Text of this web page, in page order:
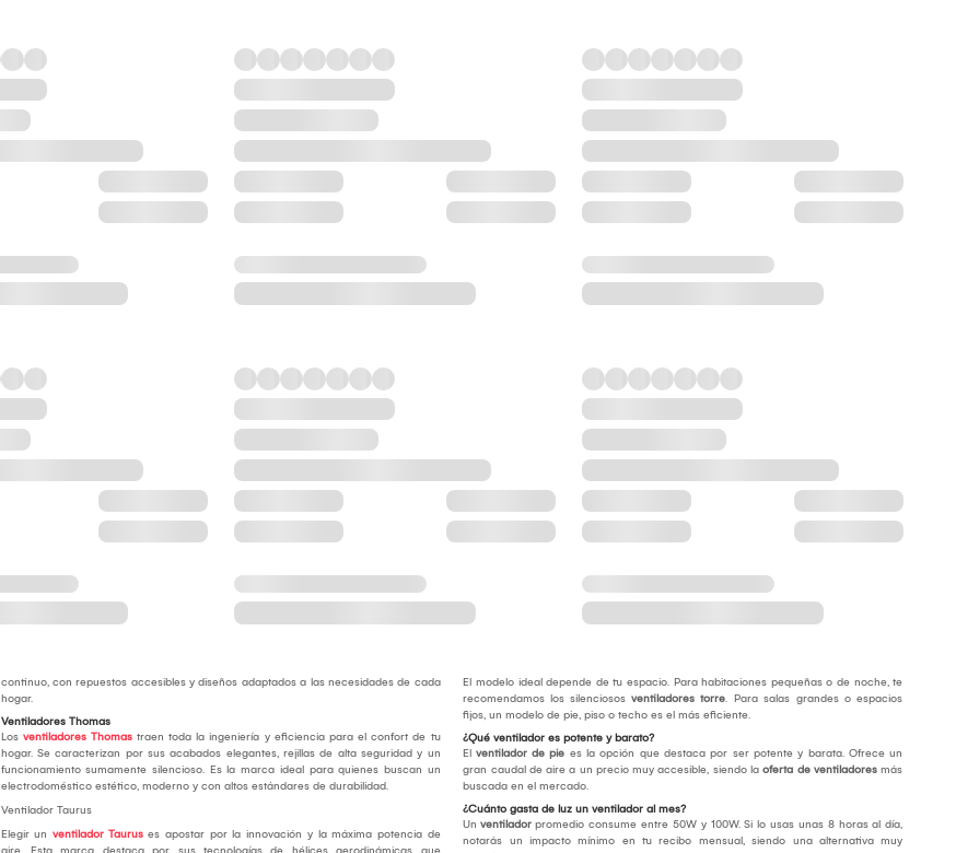
continuo, con repuestos accesibles y diseños adaptados a las necesidades de cada
hogar.
Ventiladores Thomas
Losventiladores Thomastraen toda la ingeniería y eficiencia para el confort de tu
hogar. Se caracterizan por sus acabados elegantes, rejillas de alta seguridad y un
funcionamiento sumamente silencioso. Es la marca ideal para quienes buscan un
electrodoméstico estético, moderno y con altos estándares de durabilidad.
Ventilador Taurus
Elegir un ventilador Tauruses apostar por la innovación y la máxima potencia de
El modelo ideal depende de tu espacio. Para habitaciones pequeñas o de noche, te
recomendamos los silenciososventiladores torre. Para salas grandes o espacios
fijos, un modelo de pie, piso o techo es el más eficiente.
¿Qué ventilador es potente y barato?
Elventilador de pie es la opción que destaca por ser potente y barata. Ofrece un
gran caudal de aire a un precio muy accesible, siendo laoferta de ventiladores más
buscada en el mercado.
¿Cuánto gasta de luz un ventilador al mes?
Unventiladorpromedio consume entre 50W y 100W. Si lo usas unas 8 horas al día,
notarás un impacto mínimo en tu recibo mensual, siendo una alternativa muy